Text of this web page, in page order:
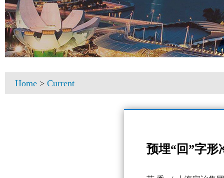
Home > Current
预埋“回”字形